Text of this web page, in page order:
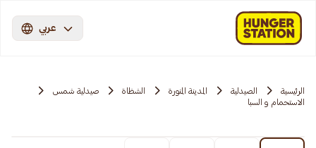
عربي
الرئيسية الصيدلية المدينة المنورة الشظاة
صيدلية شمس
الاستحمام و السبا